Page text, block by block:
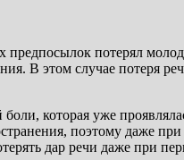
предпосылок потерял
В этом случае потеря
которая уже
поэтому даже
дар речи даже при